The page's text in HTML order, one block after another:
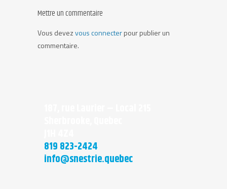
Mettre un commentaire
Vous devezvous connecterpour publier un
commentaire.
819 823-2424
info@snestrie.quebec